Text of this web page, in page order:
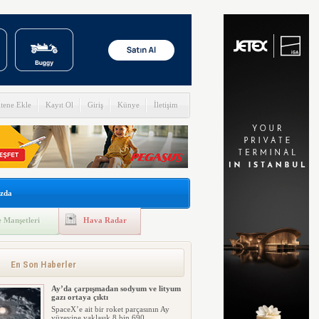
Ekle Kayıt Ol Giriş Künye İletişim
Manşetleri Hava Radar
En Son Haberler
Ay’da çarpışmadan sodyum ve lityum
gazı ortaya çıktı
SpaceX’e ait bir roket parçasının Ay